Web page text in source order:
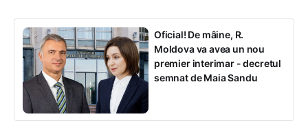
Oficial! De mâine, R.
Moldova va avea un nou
premier interimar - decretul
semnat de Maia Sandu